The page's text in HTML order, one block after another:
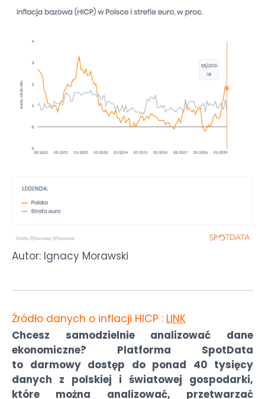
Autor: Ignacy Morawski
Źródło danych o inflacji HICP : LINK
Chcesz samodzielnie analizować dane
ekonomiczne? Platforma SpotData
to darmowy dostęp do ponad 40 tysięcy
danych z polskiej i światowej gospodarki,
które można analizować, przetwarzać